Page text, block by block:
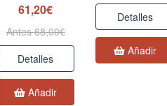
61,20€
Antes 68,00€
Detalles
Añadir
Detalles
Añadir